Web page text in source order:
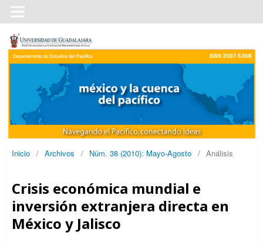
Inicio / Archivos / Núm. 38 (2010): Mayo-Agosto / Análisis
Crisis económica mundial e
inversión extranjera directa en
México y Jalisco